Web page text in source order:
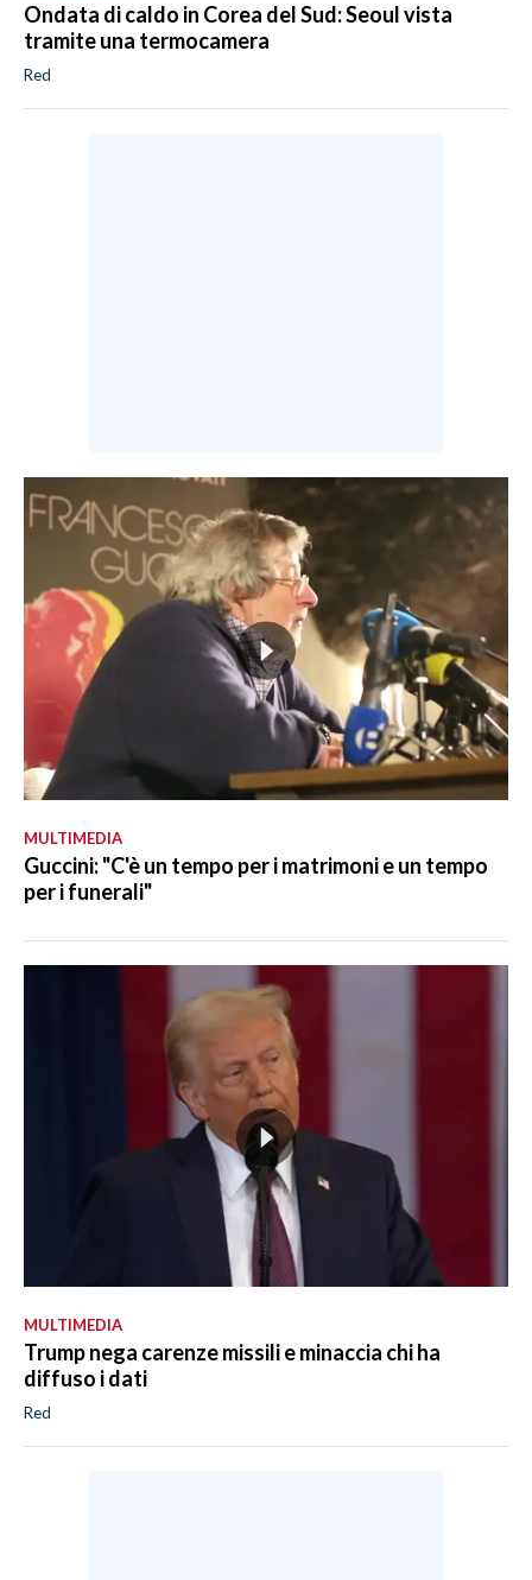
Ondata di caldo in Corea del Sud: Seoul vista
tramite una termocamera
Red
MULTIMEDIA
Guccini: "C'è un tempo per i matrimoni e un tempo
per i funerali"
MULTIMEDIA
Trump nega carenze missili e minaccia chi ha
diffuso i dati
Red